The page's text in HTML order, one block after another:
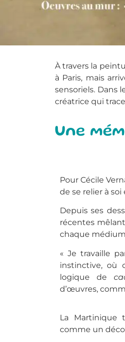
À travers la
à Paris, mais
sensoriels. Dans
créatrice qui
Une
Pour Cécile
de se relier à soi
Depuis ses
récentes
chaque
« Je travaille
instinctive, où
logique de
d’œuvres,
La Martinique
comme un